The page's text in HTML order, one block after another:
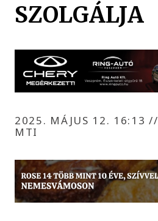
SZOLGÁLJA
2025. MÁJUS 12. 16:13//
MTI